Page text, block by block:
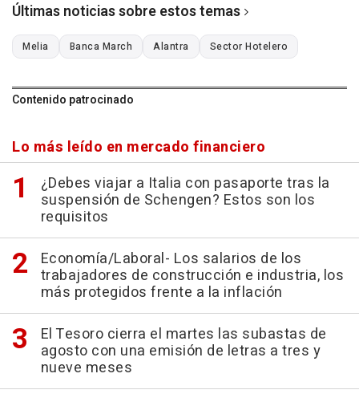
Últimas noticias sobre estos temas
Melia Banca March Alantra Sector Hotelero
Contenido patrocinado
Lo más leído en mercado financiero
¿Debes viajar a Italia con pasaporte tras la
suspensión de Schengen? Estos son los
requisitos
Economía/Laboral- Los salarios de los
trabajadores de construcción e industria, los
más protegidos frente a la inflación
El Tesoro cierra el martes las subastas de
agosto con una emisión de letras a tres y
nueve meses